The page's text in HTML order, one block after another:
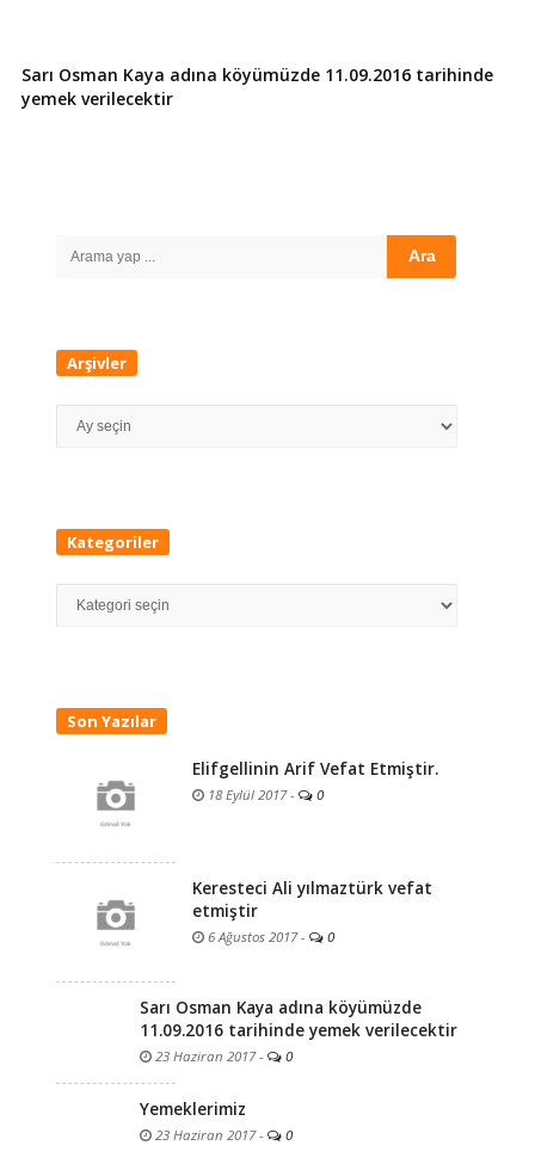
Sarı Osman Kaya adına köyümüzde 11.09.2016 tarihinde
yemek verilecektir
Search
Arşivler
Arşivler
Kategoriler
Kategoriler
Son Yazılar
Elifgellinin Arif Vefat Etmiştir.
18 Eylül 2017- 0
Keresteci Ali yılmaztürk vefat
etmiştir
6 Ağustos 2017- 0
Sarı Osman Kaya adına köyümüzde
11.09.2016 tarihinde yemek verilecektir
23 Haziran 2017- 0
Yemeklerimiz
23 Haziran 2017- 0